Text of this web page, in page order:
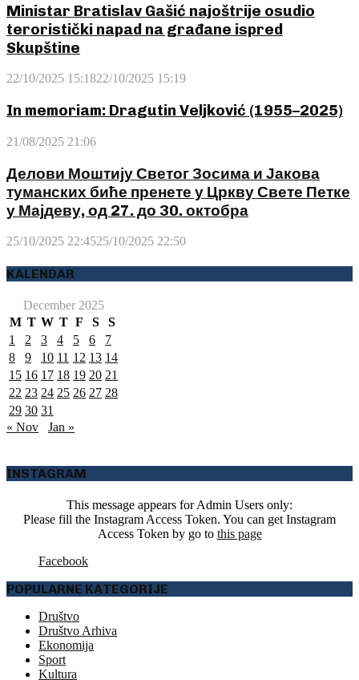
Ministar Bratislav Gašić najoštrije osudio
teroristički napad na građane ispred
Skupštine
22/10/2025 15:1822/10/2025 15:19
In memoriam: Dragutin Veljković (1955–2025)
21/08/2025 21:06
Делови Моштију Светог Зосима и Јакова
туманских биће пренете у Цркву Свете Петке
у Мајдеву, од 27. до 30. октобра
25/10/2025 22:4525/10/2025 22:50
KALENDAR
December 2025
M T W T F S
S
1
2 3 4 5 6
7
8
9 10 11 12 13 14
15 16 17 18 19 20 21
22 23 24 25 26 27 28
29 30 31
« Nov
Jan »
INSTAGRAM
This message appears for Admin Users only:
Please fill the Instagram Access Token. You can get Instagram
Access Token by go to this page
Facebook
POPULARNE KATEGORIJE
Društvo
Društvo Arhiva
Ekonomija
Sport
Kultura